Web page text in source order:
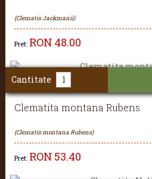
(Clematis Jackmanii)
Pret: RON 48.00
Clematita montana Rubens
(Clematis montana Rubens)
Pret: RON 53.40
Cantitate